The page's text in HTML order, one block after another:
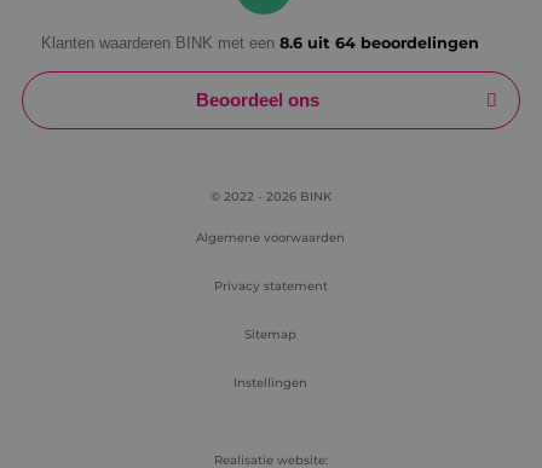
Klanten waarderen BINK met een 8.6 uit 64 beoordelingen
Beoordeel ons
© 2022 - 2026 BINK
Algemene voorwaarden
Privacy statement
Sitemap
Instellingen
Realisatie website:
weken